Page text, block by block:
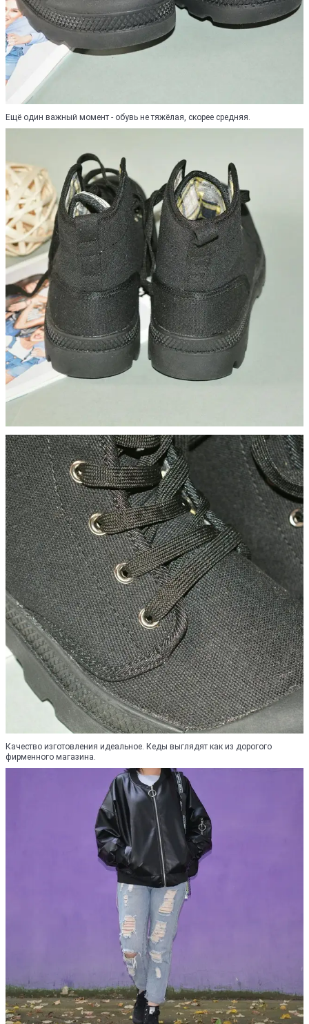
Ещё один важный момент - обувь не тяжёлая, скорее средняя.
Качество изготовления идеальное. Кеды выглядят как из дорогого
фирменного магазина.